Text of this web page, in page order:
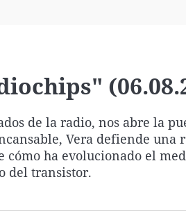
de la radio, nos abre la
Vera defiende una
ha evolucionado el
del transistor.